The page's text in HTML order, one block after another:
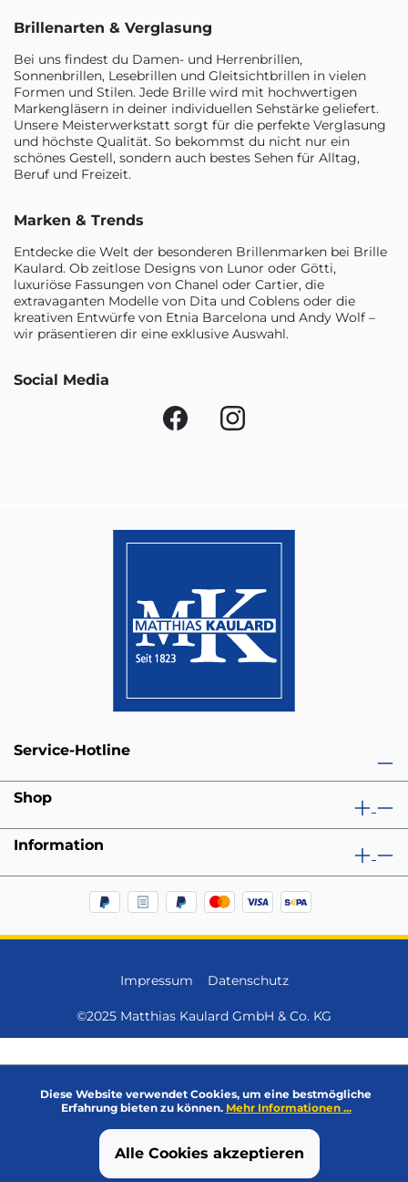
Brillenarten & Verglasung
Bei uns findest du Damen- und Herrenbrillen,
Sonnenbrillen, Lesebrillen und Gleitsichtbrillen in vielen
Formen und Stilen. Jede Brille wird mit hochwertigen
Markengläsern in deiner individuellen Sehstärke geliefert.
Unsere Meisterwerkstatt sorgt für die perfekte Verglasung
und höchste Qualität. So bekommst du nicht nur ein
schönes Gestell, sondern auch bestes Sehen für Alltag,
Beruf und Freizeit.
Marken & Trends
Entdecke die Welt der besonderen Brillenmarken bei Brille
Kaulard. Ob zeitlose Designs von Lunor oder Götti,
luxuriöse Fassungen von Chanel oder Cartier, die
extravaganten Modelle von Dita und Coblens oder die
kreativen Entwürfe von Etnia Barcelona und Andy Wolf –
wir präsentieren dir eine exklusive Auswahl.
Social Media
Service-Hotline
Shop
Information
Impressum Datenschutz
©2025 Matthias Kaulard GmbH & Co. KG
Diese Website verwendet Cookies, um eine bestmögliche
Erfahrung bieten zu können. Mehr Informationen ...
Alle Cookies akzeptieren